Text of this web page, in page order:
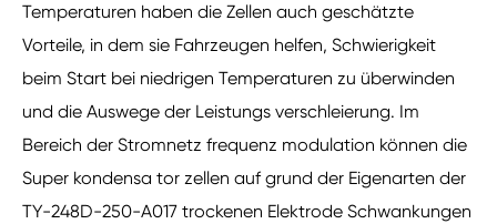
Temperaturen haben die Zellen auch geschätzte
Vorteile, in dem sie Fahrzeugen helfen, Schwierigkeit
beim Start bei niedrigen Temperaturen zu überwinden
und die Auswege der Leistungs verschleierung. Im
Bereich der Stromnetz frequenz modulation können die
Super kondensa tor zellen auf grund der Eigenarten der
TY-248D-250-A017 trockenen Elektrode Schwankungen